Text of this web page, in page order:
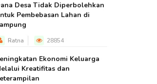
Desa Tidak Diperbolehkan
Pembebasan Lahan di
Ratna 28854
Ekonomi Keluarga
Kreatifitas dan